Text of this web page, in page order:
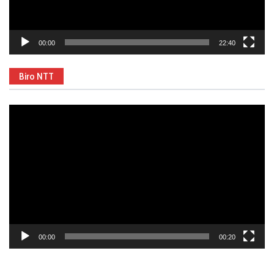
00:00 22:40
Biro NTT
00:00 00:20